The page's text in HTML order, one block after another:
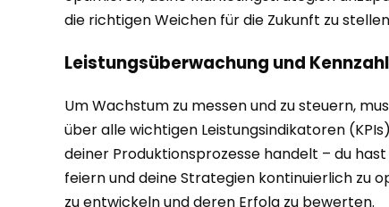
die richtigen Weichen für die Zukunft zu
Leistungsüberwachung und
Um Wachstum zu messen und zu steuern,
über alle wichtigen Leistungsindikatoren
deiner Produktionsprozesse handelt – du
feiern und deine Strategien kontinuierlich zu
zu entwickeln und deren Erfolg zu bewerten.